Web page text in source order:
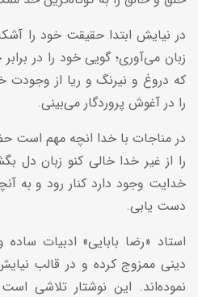
در نیایش ابتدا حقیقت خود را
زبان می‌آوری؛ گویی خود را در
که دروغ و نیرنگ و ریا از
را در آغوش پروردگار می‌بینی.
در مناجات با خدا انچه مهم
را از غیر خدا خالی کنو زبان دل
خدایت وجود دارد کنار رود و به
دست یابی.
استاد «رضا بابایی» ادبیات
دینی ممزوج کرده و در قالب
نموده‌اند. این نوشتار تلاشی